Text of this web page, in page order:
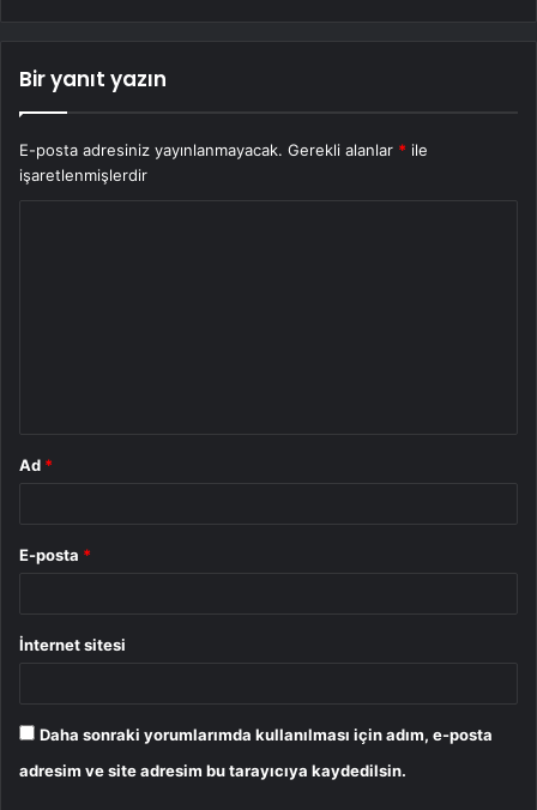
Bir yanıt yazın
E-posta adresiniz yayınlanmayacak. Gerekli alanlar * ile
işaretlenmişlerdir
Ad *
E-posta *
İnternet sitesi
Daha sonraki yorumlarımda kullanılması için adım, e-posta
adresim ve site adresim bu tarayıcıya kaydedilsin.